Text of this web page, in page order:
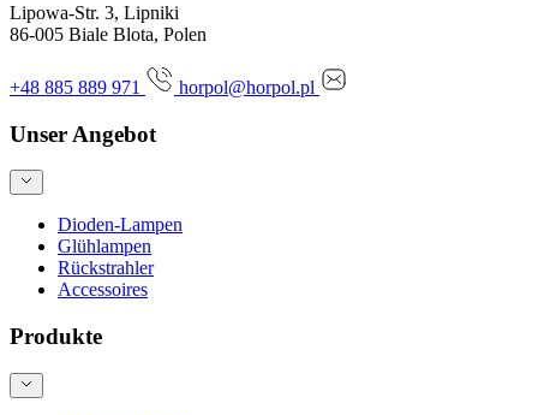
Lipowa-Str. 3, Lipniki
86-005 Biale Blota, Polen
+48 885 889 971 horpol@horpol.pl
Unser Angebot
Dioden-Lampen
Glühlampen
Rückstrahler
Accessoires
Produkte